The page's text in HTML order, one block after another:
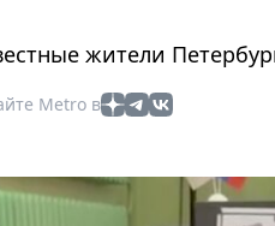
жители
Metro в